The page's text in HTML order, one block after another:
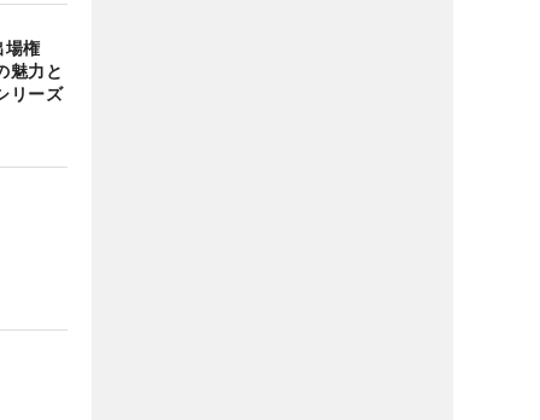
場権
魅力と
リーズ